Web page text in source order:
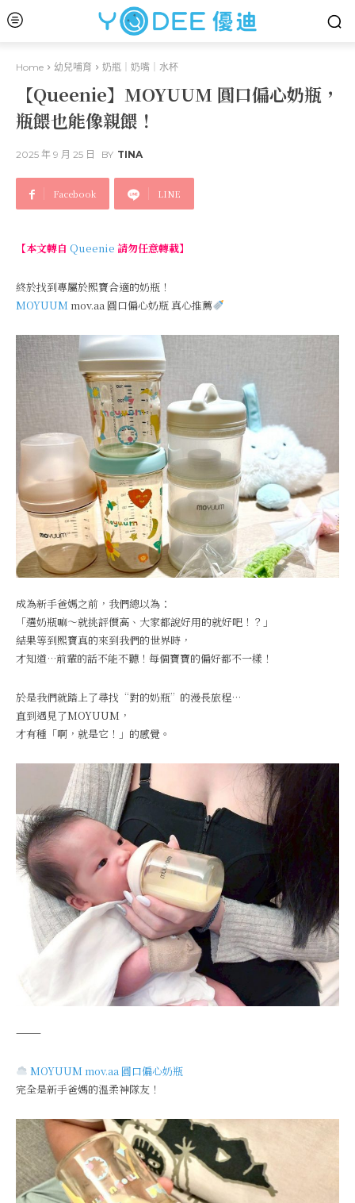
Home 幼兒哺育 奶瓶｜奶嘴｜水杯
【Queenie】MOYUUM 圓口偏心奶瓶，
瓶餵也能像親餵！
2025 年 9 月 25 日 BY TINA
Facebook LINE
【本文轉自 Queenie 請勿任意轉載】
終於找到專屬於熙寶合適的奶瓶！
MOYUUMmov.aa 圓口偏心奶瓶 真心推薦
成為新手爸媽之前，我們總以為：
「選奶瓶嘛～就挑評價高、大家都說好用的就好吧！？」
結果等到熙寶真的來到我們的世界時，
才知道…前輩的話不能不聽！每個寶寶的偏好都不一樣！
於是我們就踏上了尋找“對的奶瓶”的漫長旅程…
直到遇見了MOYUUM，
才有種「啊，就是它！」的感覺。
⸻
MOYUUM mov.aa 圓口偏心奶瓶
完全是新手爸媽的溫柔神隊友！